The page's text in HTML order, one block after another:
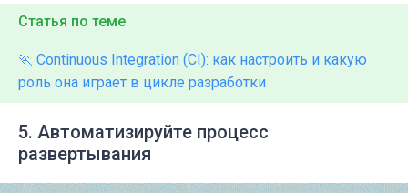
Статья по теме
🏃 Continuous Integration (CI): как настроить и какую
роль она играет в цикле разработки
5. Автоматизируйте процесс
развертывания